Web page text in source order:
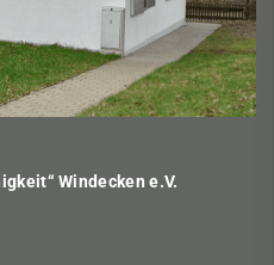
Windecken e.V.